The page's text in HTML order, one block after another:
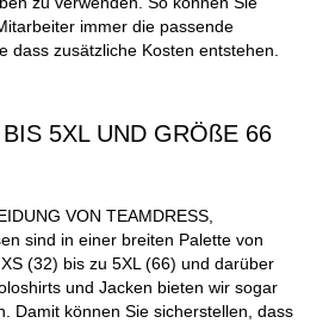
immer die passende
dass zusätzliche Kosten entstehen.
5XL UND GRÖßE 66
VON TEAMDRESS,
sind in einer breiten Palette von
(32) bis zu 5XL (66) und darüber
und Jacken bieten wir sogar
Damit können Sie sicherstellen, dass